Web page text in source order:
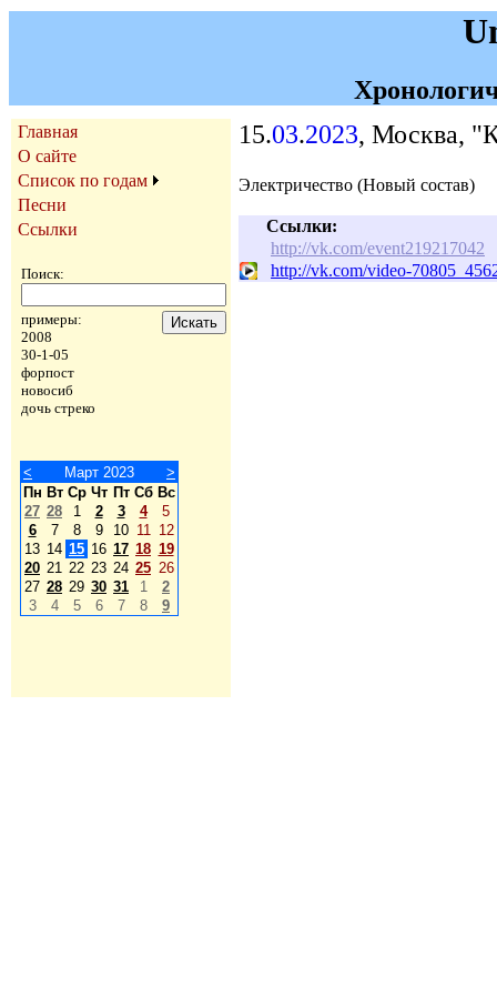
Главная
О сайте
Список по годам
Песни
Ссылки
Поиск:
примеры:
2008
30-1-05
форпост
новосиб
дочь стреко
< Март 2023
>
Пн Вт Ср Чт Пт Сб Вс
27 28 1 2 3 4
5
6
7 8 9 10 11 12
13 14 15 16 17 18 19
20 21 22 23 24 25 26
27 28 29 30 31 1
2
3
4 5 6 7 8 9
15.03.2023, Москва,
Электричество (Новый состав)
Ссылки:
http://vk.com/event219217042
http://vk.com/video-